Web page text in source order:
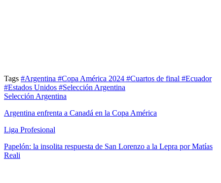
Tags #Argentina #Copa América 2024 #Cuartos de final #Ecuador
#Estados Unidos #Selección Argentina
Selección Argentina
Argentina enfrenta a Canadá en la Copa América
Liga Profesional
Papelón: la insolita respuesta de San Lorenzo a la Lepra por Matías
Reali